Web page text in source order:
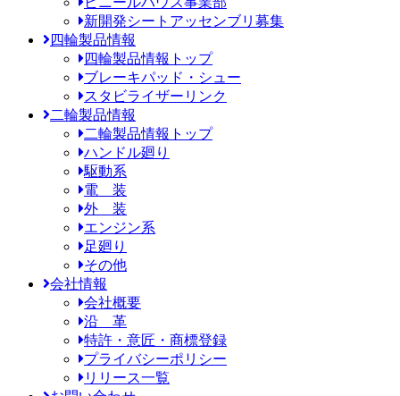
新開発シートアッセンブリ募集
四輪製品情報
四輪製品情報トップ
ブレーキパッド・シュー
スタビライザーリンク
二輪製品情報
二輪製品情報トップ
ハンドル廻り
駆動系
電 装
外 装
エンジン系
足廻り
その他
会社情報
会社概要
沿 革
特許・意匠・商標登録
プライバシーポリシー
リリース一覧